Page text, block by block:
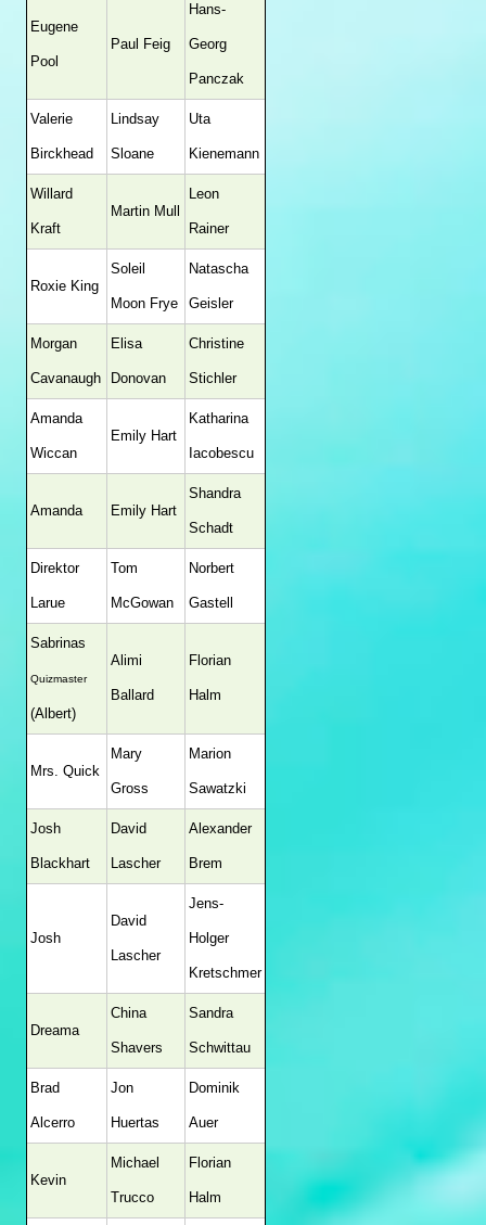
Eugene
Pool
Paul Feig
Hans-
Georg
Panczak
Valerie
Birckhead
Lindsay
Sloane
Uta
Kienemann
Willard
Kraft
Martin Mull
Leon
Rainer
Roxie King
Soleil
Moon Frye
Natascha
Geisler
Morgan
Cavanaugh
Elisa
Donovan
Christine
Stichler
Amanda
Wiccan
Emily Hart
Katharina
Iacobescu
Amanda Emily Hart
Shandra
Schadt
Direktor
Larue
Tom
McGowan
Norbert
Gastell
Sabrinas
Quizmaster
(Albert)
Alimi
Ballard
Florian
Halm
Mrs. Quick
Mary
Gross
Marion
Sawatzki
Josh
Blackhart
David
Lascher
Alexander
Brem
Josh
David
Lascher
Jens-
Holger
Kretschmer
Dreama
China
Shavers
Sandra
Schwittau
Brad
Alcerro
Jon
Huertas
Dominik
Auer
Kevin
Michael
Trucco
Florian
Halm